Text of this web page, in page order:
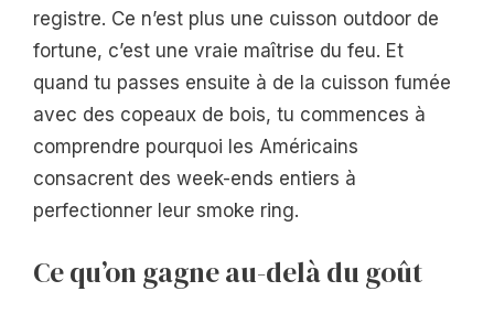
registre. Ce n’est plus une cuisson outdoor de
fortune, c’est une vraie maîtrise du feu. Et
quand tu passes ensuite à de la cuisson fumée
avec des copeaux de bois, tu commences à
comprendre pourquoi les Américains
consacrent des week-ends entiers à
perfectionner leur smoke ring.
Ce qu’on gagne au-delà du goût